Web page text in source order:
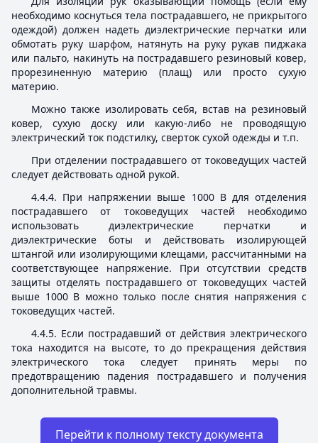
необходимо коснуться тела пострадавшего, не прикрытого
одеждой) должен надеть диэлектрические перчатки или
обмотать руку шарфом, натянуть на руку рукав пиджака
или пальто, накинуть на пострадавшего резиновый ковер,
прорезиненную материю (плащ) или просто сухую
материю.
Можно также изолировать себя, встав на резиновый
ковер, сухую доску или какую-либо не проводящую
электрический ток подстилку, сверток сухой одежды и т.п.
При отделении пострадавшего от токоведущих частей
следует действовать одной рукой.
4.4.4. При напряжении выше 1000 В для отделения
пострадавшего от токоведущих частей необходимо
использовать диэлектрические перчатки и
диэлектрические боты и действовать изолирующей
штангой или изолирующими клещами, рассчитанными на
соответствующее напряжение. При отсутствии средств
защиты отделять пострадавшего от токоведущих частей
выше 1000 В можно только после снятия напряжения с
токоведущих частей.
4.4.5. Если пострадавший от действия электрического
тока находится на высоте, то до прекращения действия
электрического тока следует принять меры по
предотвращению падения пострадавшего и получения
дополнительной травмы.
Перейти к полному тексту документа